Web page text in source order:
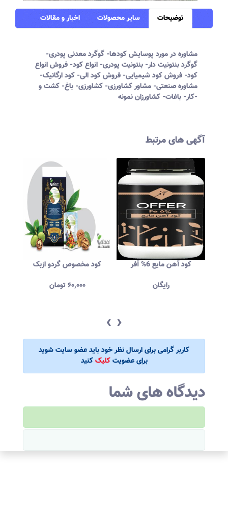
توضیحات سایر محصولات اخبار و مقالات
مشاوره در مورد پوسایش کودها- گوگرد معدنی پودری-
گوگرد بنتونیت دار- بنتونیت پودری- انواع کود- فروش انواع
کود- فروش کود شیمیایی- فروش کود الی- کود ارگانیک-
مشاوره صنعتی- مشاور کشاورزی- کشاورزی- باغ- کشت و
کار- باغات- کشاورزان نمونه-
آگهی های مرتبط
کود مخصوص گردو ازبک
۶۰,۰۰۰ تومان
کود آهن مايع 6% آفر
رایگان
‹ ›
کاربر گرامی برای ارسال نظر خود باید عضو سایت شوید
برای عضویتکلیککنید
دیدگاه های شما